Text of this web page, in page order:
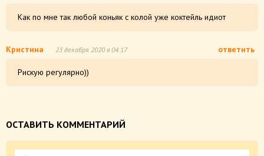
Как по мне так любой коньяк с колой уже коктейль идиот
Кристина 23 декабря 2020 в 04:17 ответить
Рискую регулярно))
ОСТАВИТЬ КОММЕНТАРИЙ